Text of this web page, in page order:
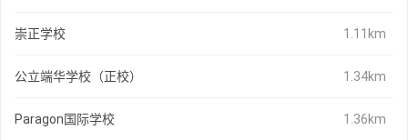
崇正学校 1.11km
公立端华学校（正校） 1.34km
Paragon国际学校 1.36km